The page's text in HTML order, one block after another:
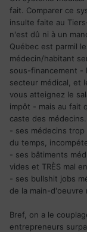
fait. Comparer ce
insulte faite au
n'est dû ni à un
Québec est parmil
médecin/habitant
sous-financement -
secteur médical, et
vous atteignez le
impôt - mais au fait
caste des
- ses médecins trop
du temps,
- ses bâtiments
vides et TRÈS mal
- ses bullshit jobs
de la main-d'oeuvre
Bref, on a le
entrepreneurs